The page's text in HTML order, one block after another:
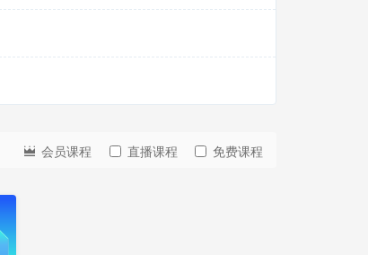
会员课程 直播课程 免费课程